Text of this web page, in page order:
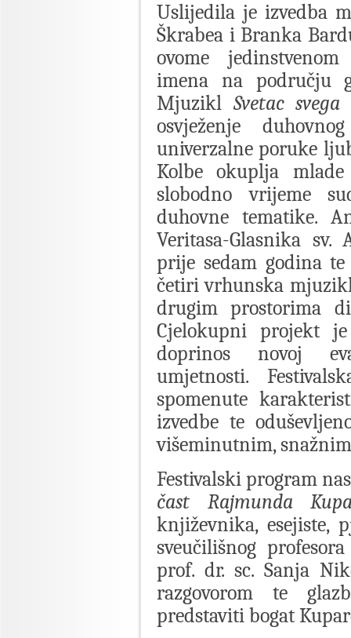
Uslijedila je izvedba
Škrabea i Branka
ovome
imena na području
MjuziklSvetac svega
osvježenje
univerzalne poruke
Kolbe okuplja
slobodno vrijeme
duhovne tematike.
Veritasa-Glasnika sv.
prije sedam godina
četiri vrhunska
drugim prostorima
Cjelokupni projekt
doprinos novoj
umjetnosti.
spomenute
izvedbe te
višeminutnim,
Festivalski program
čast Rajmunda
književnika, esejiste,
sveučilišnog
prof. dr. sc. Sanja
razgovorom te
predstaviti bogat